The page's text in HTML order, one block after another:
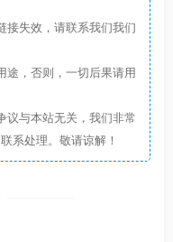
接失效，请联系我们我们
途，否则，一切后果请用
议与本站无关，我们非常
系处理。敬请谅解！